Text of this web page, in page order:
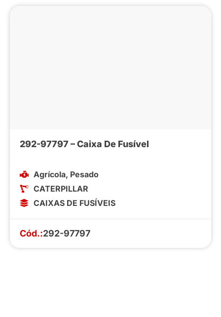
292-97797 – Caixa De Fusível
Agrícola, Pesado
CATERPILLAR
CAIXAS DE FUSÍVEIS
Cód.:292-97797